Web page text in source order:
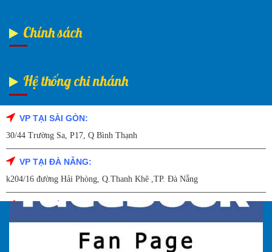
Chính sách
Hệ thống chi nhánh
VP TẠI SÀI GÒN:
30/44 Trường Sa, P17, Q Bình Thạnh
VP TẠI ĐÀ NẴNG:
k204/16 đường Hải Phòng, Q.Thanh Khê ,TP. Đà Nẵng
VP TẠI HẢI DƯƠNG:
Số 9/14 – P.Tứ Thông – TP Hải Dương
VP TẠI HẢI PHÒNG:
Fanpage Facebook